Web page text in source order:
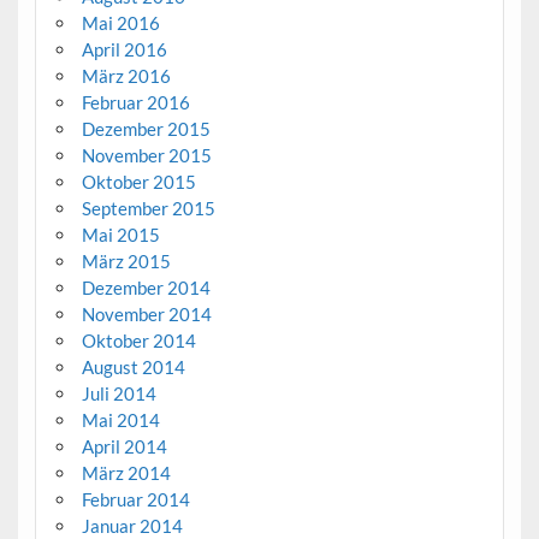
Mai 2016
April 2016
März 2016
Februar 2016
Dezember 2015
November 2015
Oktober 2015
September 2015
Mai 2015
März 2015
Dezember 2014
November 2014
Oktober 2014
August 2014
Juli 2014
Mai 2014
April 2014
März 2014
Februar 2014
Januar 2014